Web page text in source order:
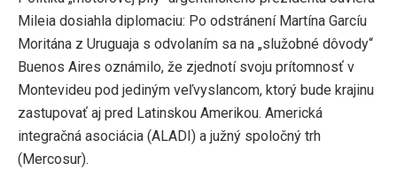
Mileia dosiahla diplomaciu: Po odstránení Martína Garcíu
Moritána z Uruguaja s odvolaním sa na „služobné dôvody“
Buenos Aires oznámilo, že zjednotí svoju prítomnosť v
Montevideu pod jediným veľvyslancom, ktorý bude krajinu
zastupovať aj pred Latinskou Amerikou. Americká
integračná asociácia (ALADI) a južný spoločný trh
(Mercosur).